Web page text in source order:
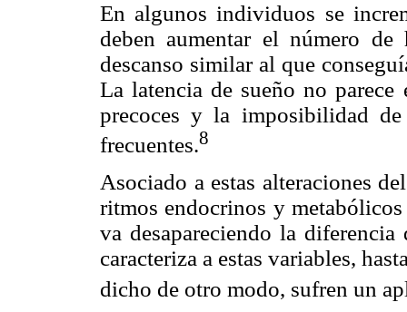
En algunos individuos se
deben aumentar el número de
descanso similar al que
La latencia de sueño no parece
precoces y la imposibilidad
frecuentes.8
Asociado a estas alteraciones
ritmos endocrinos y
va desapareciendo la
caracteriza a estas variables,
dicho de otro modo, sufren un